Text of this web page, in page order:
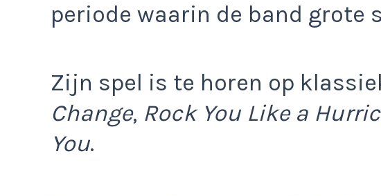
periode waarin de band grote
Zijn spel is te horen op
Change, Rock You Like a
You.